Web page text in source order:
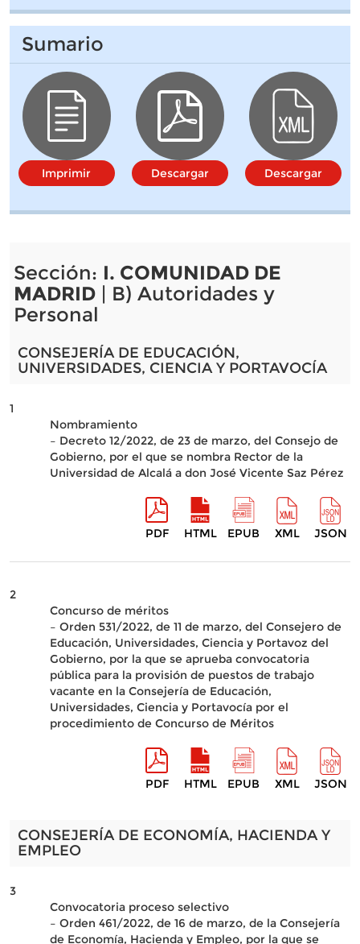
Sumario
Imprimir Descargar Descargar
Sección: I. COMUNIDAD DE
MADRID| B) Autoridades y
Personal
CONSEJERÍA DE EDUCACIÓN,
UNIVERSIDADES, CIENCIA Y PORTAVOCÍA
1
Nombramiento
– Decreto 12/2022, de 23 de marzo, del Consejo de
Gobierno, por el que se nombra Rector de la
Universidad de Alcalá a don José Vicente Saz Pérez
PDF HTML EPUB XML JSON
2
Concurso de méritos
– Orden 531/2022, de 11 de marzo, del Consejero de
Educación, Universidades, Ciencia y Portavoz del
Gobierno, por la que se aprueba convocatoria
pública para la provisión de puestos de trabajo
vacante en la Consejería de Educación,
Universidades, Ciencia y Portavocía por el
procedimiento de Concurso de Méritos
PDF HTML EPUB XML JSON
CONSEJERÍA DE ECONOMÍA, HACIENDA Y
EMPLEO
3
Convocatoria proceso selectivo
– Orden 461/2022, de 16 de marzo, de la Consejería
de Economía, Hacienda y Empleo, por la que se